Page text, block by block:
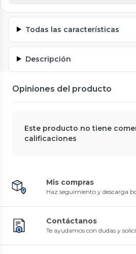
Todas las características
Descripción
Opiniones del producto
Este producto no tiene
calificaciones
Mis compras
Haz seguimiento y descarga
Contáctanos
Te ayudamos con dudas y